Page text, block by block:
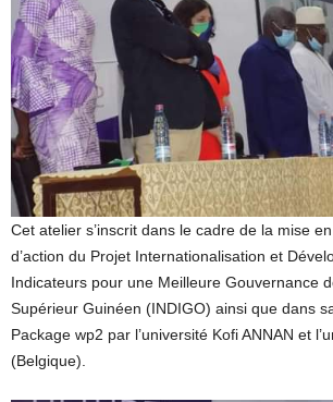
Cet atelier s’inscrit dans le cadre de la mise
d’action du Projet Internationalisation et
Indicateurs pour une Meilleure Gouvernance
Supérieur Guinéen (INDIGO) ainsi que dans
Package wp2 par l’université Kofi ANNAN et
(Belgique).